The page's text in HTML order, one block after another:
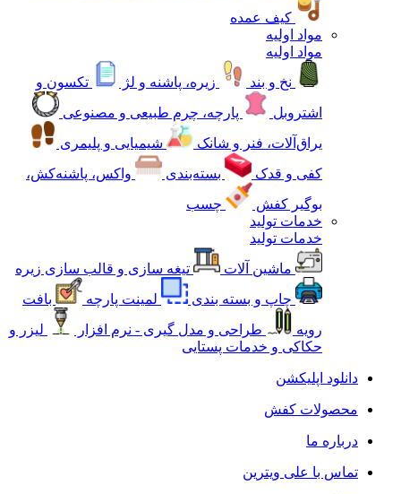
کیف عمده
مواد اولیه
مواد اولیه
نخ و بند
زیره، پاشنه و لژ
تکسون و
اشتروبل
پارچه، چرم طبیعی و مصنوعی
یراق‌آلات، فنر و شانک
شیمیایی و پلیمری
کفی و قدک
بسته‌بندی
واکس، پاشنه‌کش،
بوگیر کفش
چسب
خدمات تولید
خدمات تولید
ماشین آلات
تیغه سازی و قالب سازی زیره
چاپ و بسته بندی
لمینت پارچه
بافت
رویه
طراحی و مدل گیری - نرم افزار
لیزر و
حکاکی و خدمات پستایی
دانلود اپلیکشن
محصولات کفش
درباره ما
تماس با علی ویترین